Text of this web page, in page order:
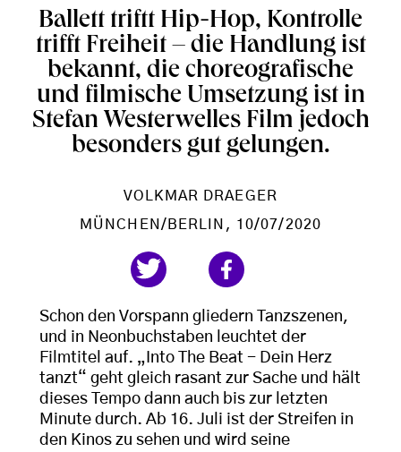
Ballett triftt Hip-Hop, Kontrolle
trifft Freiheit – die Handlung ist
bekannt, die choreografische
und filmische Umsetzung ist in
Stefan Westerwelles Film jedoch
besonders gut gelungen.
VOLKMAR DRAEGER
MÜNCHEN/BERLIN , 10/07/2020
Schon den Vorspann gliedern Tanzszenen,
und in Neonbuchstaben leuchtet der
Filmtitel auf. „Into The Beat - Dein Herz
tanzt“ geht gleich rasant zur Sache und hält
dieses Tempo dann auch bis zur letzten
Minute durch. Ab 16. Juli ist der Streifen in
den Kinos zu sehen und wird seine